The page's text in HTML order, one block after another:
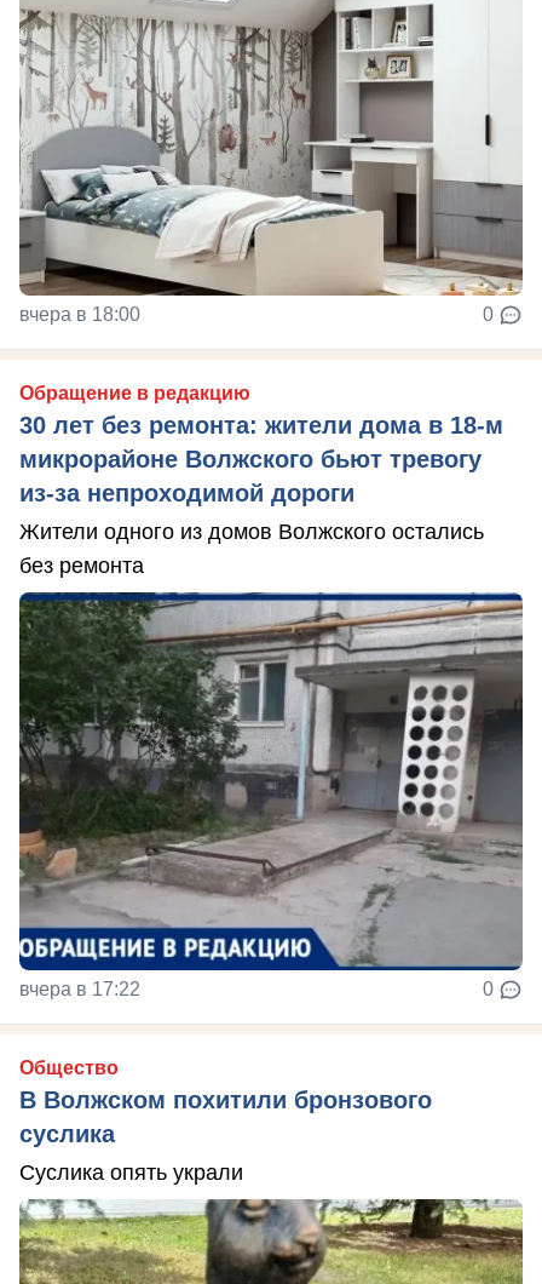
вчера в 18:00 0
Обращение в редакцию
30 лет без ремонта: жители дома в 18‑м
микрорайоне Волжского бьют тревогу
из‑за непроходимой дороги
Жители одного из домов Волжского остались
без ремонта
вчера в 17:22 0
Общество
В Волжском похитили бронзового
суслика
Суслика опять украли